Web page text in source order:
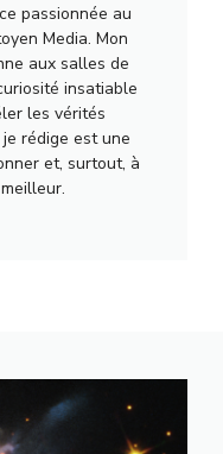
passionnée au
Media. Mon
aux salles de
insatiable
les vérités
rédige est une
et, surtout, à